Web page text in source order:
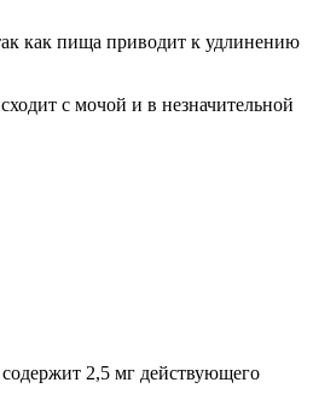
как пища приводит к удлинению
с мочой и в незначительной
2,5 мг действующего